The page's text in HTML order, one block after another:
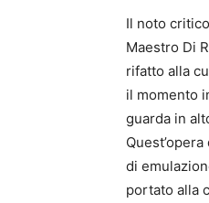
Il noto
Maestro Di
rifatto alla
il momento
guarda in
di
portato alla